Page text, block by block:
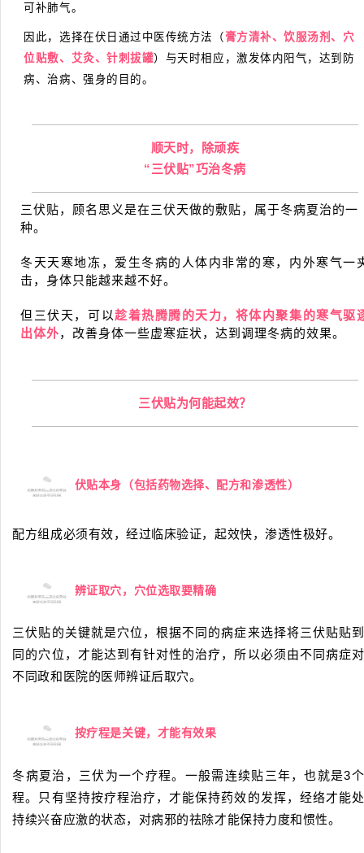
可补肺气。
因此，选择在伏日通过中医传统方法（膏方清补、饮服汤剂、穴
位贴敷、艾灸、针刺拔罐）与天时相应，激发体内阳气，达到防
病、治病、强身的目的。
顺天时，除顽疾
“三伏贴”巧治冬病
三伏贴，顾名思义是在三伏天做的敷贴，属于冬病夏治的一
种。
冬天天寒地冻，爱生冬病的人体内非常的寒，内外寒气一
击，身体只能越来越不好。
但三伏天，可以趁着热腾腾的天力，将体内聚集的寒气驱
出体外，改善身体一些虚寒症状，达到调理冬病的效果。
三伏贴为何能起效？
1 伏贴本身（包括药物选择、配方和渗透性）
配方组成必须有效，经过临床验证，起效快，渗透性极好。
2 辨证取穴，穴位选取要精确
三伏贴的关键就是穴位，根据不同的病症来选择将三伏贴贴
同的穴位，才能达到有针对性的治疗，所以必须由不同病症
不同政和医院的医师辨证后取穴。
3 按疗程是关键，才能有效果
冬病夏治，三伏为一个疗程。一般需连续贴三年，也就是3
程。只有坚持按疗程治疗，才能保持药效的发挥，经络才能
持续兴奋应激的状态，对病邪的祛除才能保持力度和惯性。